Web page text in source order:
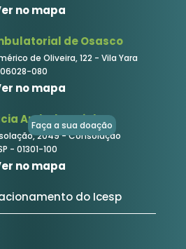
no mapa
de Osasco
de Oliveira, 122 - Vila Yara
080
no mapa
Ambulatorial
2049 - Consolação
- 01301-100
no mapa
do Icesp
Faça a sua doação